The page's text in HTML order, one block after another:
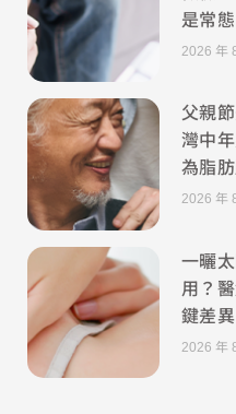
是常態
2026 年
父親
灣中
為脂
2026 年
一曬
用？
鍵差異
2026 年